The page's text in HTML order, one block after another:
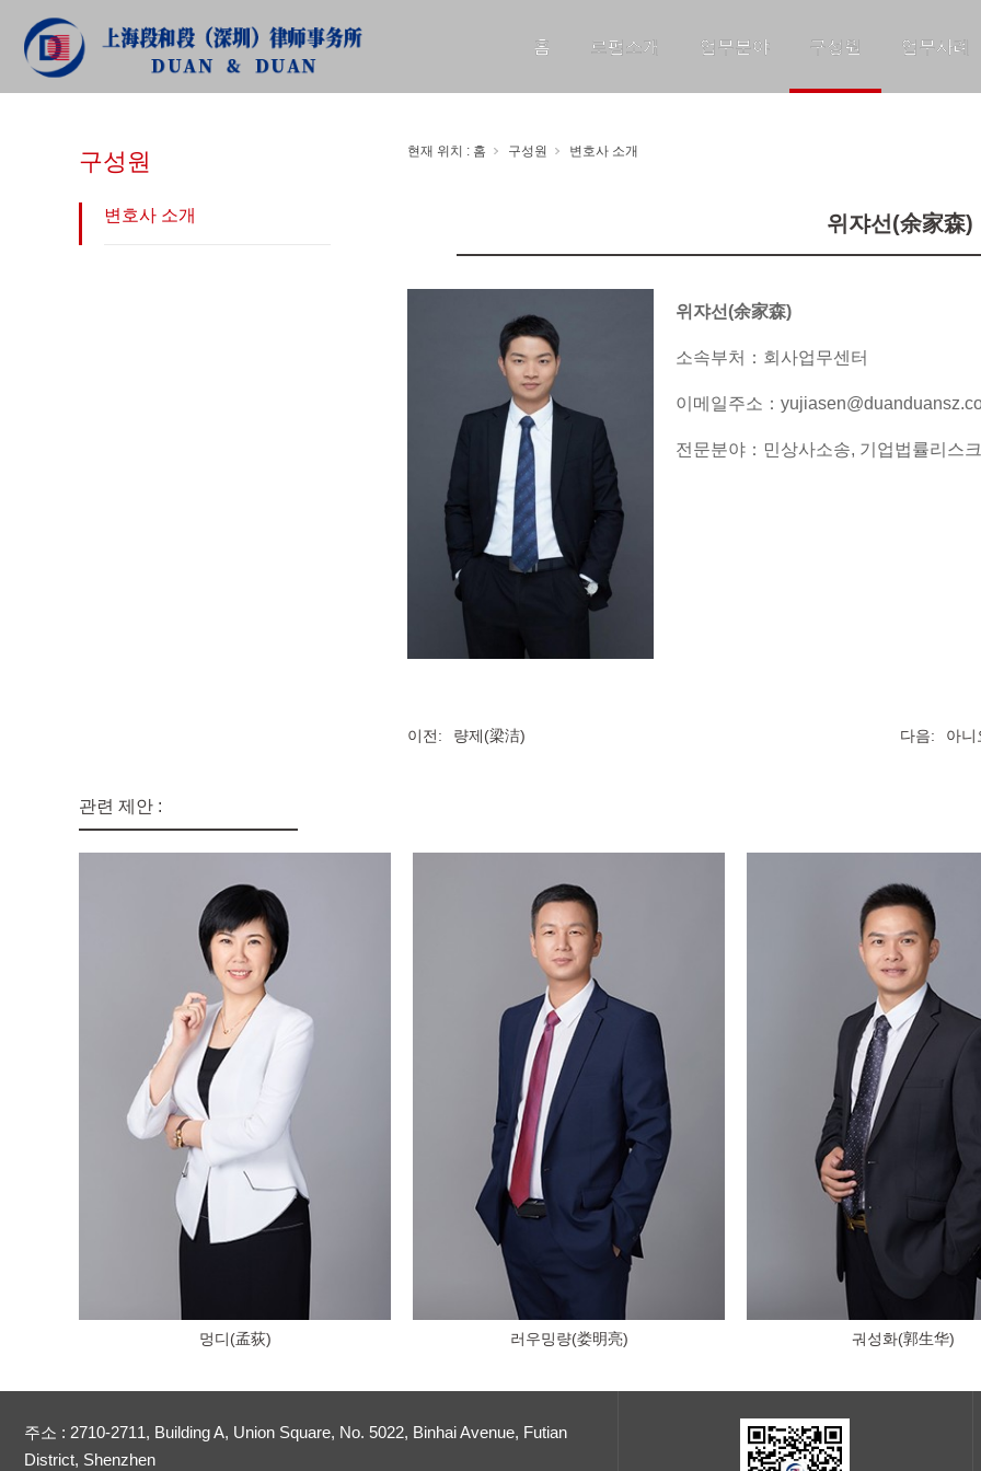
홈 로펌소개 업무분야 구성원 업무사례
구성원
구성원
변호사 소개
현재 위치 : 홈 구성원 변호사 소개
위쟈선(余家森)
위쟈선(余家森)
소속부처：회사업무센터
이메일주소：
전문분야：민상사소송, 기업법률리스
이전: 량제(梁洁) 다음: 아니
관련 제안 :
멍디(孟荻) 러우밍량(娄明亮) 궈성화(郭生华)
주소 : 2710-2711, Building A, Union Square, No. 5022, Binhai Avenue, Futian
District, Shenzhen